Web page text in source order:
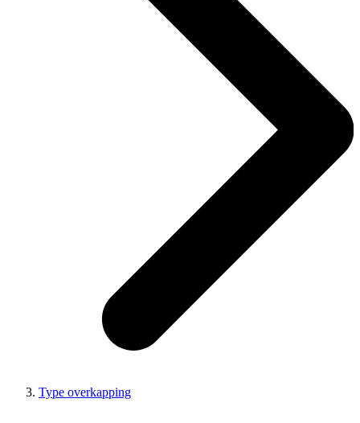
Type overkapping